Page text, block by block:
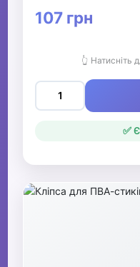
107 грн
👆 Натисніть
✅